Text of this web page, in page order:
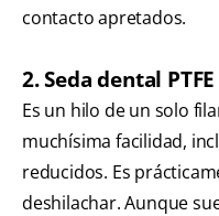
contacto apretados.
2. Seda dental
Es un hilo de un solo
muchísima facilidad,
reducidos. Es
deshilachar. Aunque